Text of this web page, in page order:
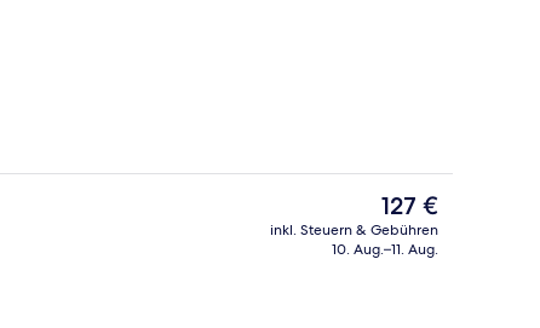
Fassade der Unterkunft
Der
aktuelle
Preis
127 €
inkl. Steuern & Gebühren
10. Aug.–11. Aug.